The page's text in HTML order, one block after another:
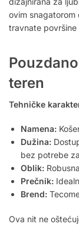
ovim
travnate površine
teren
Tehničke
Namena:
Dužina:
bez potrebe
Oblik:
Prečnik:
Brend:
Ova nit ne